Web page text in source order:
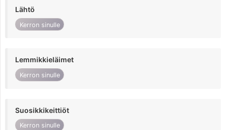
Lähtö
Kerron sinulle
Lemmikkieläimet
Kerron sinulle
Suosikkikeittiöt
Kerron sinulle